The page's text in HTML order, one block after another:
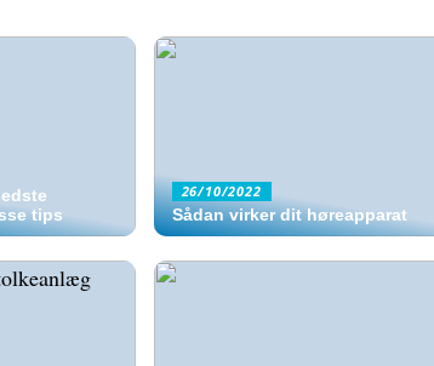
tips
26/10/2022
Sådan virker dit høreapparat